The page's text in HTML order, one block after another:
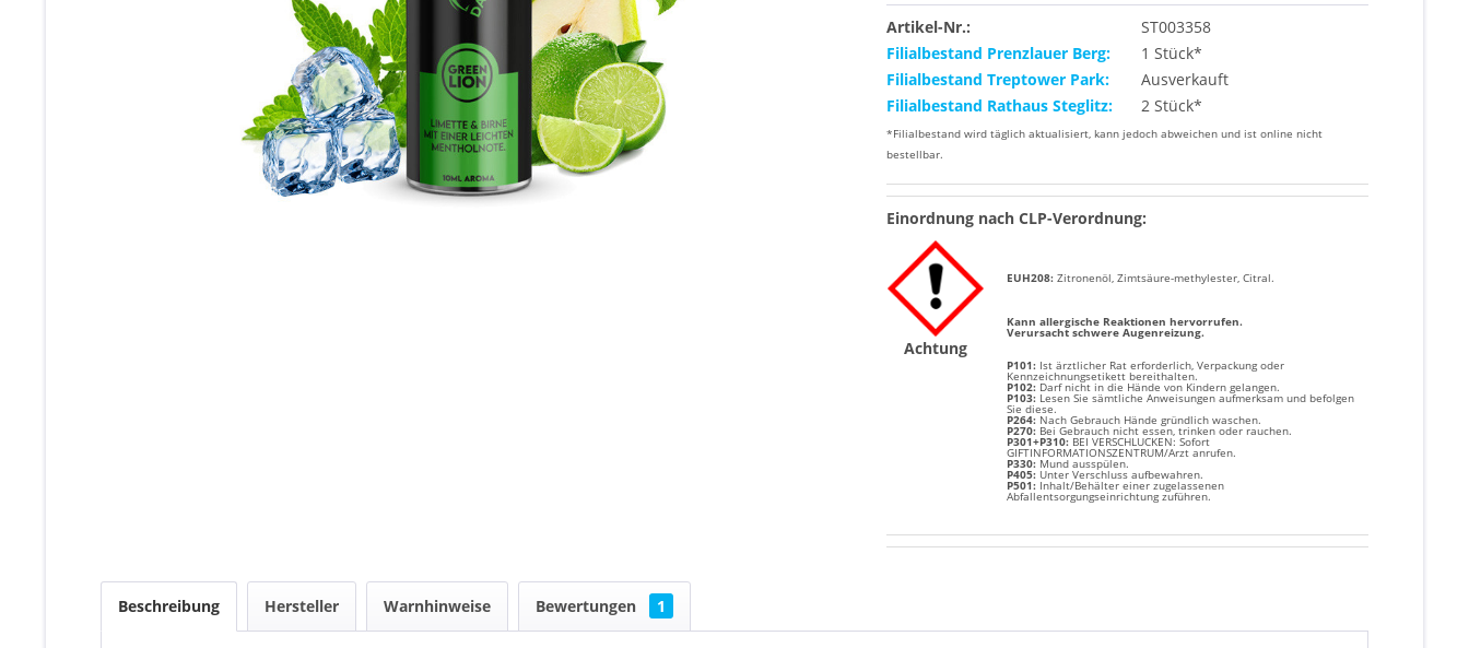
Artikel-Nr.:
ST003358
Filialbestand Prenzlauer Berg:
1 Stück*
Filialbestand Treptower Park:
Ausverkauft
Filialbestand Rathaus Steglitz:
2 Stück*
*Filialbestand wird täglich aktualisiert, kann jedoch abweichen und ist online nicht
bestellbar.
Einordnung nach CLP-Verordnung:
Achtung
EUH208: Zitronenöl, Zimtsäure-methylester, Citral.
Kann allergische Reaktionen hervorrufen.
Verursacht schwere Augenreizung.
P101: Ist ärztlicher Rat erforderlich, Verpackung oder
Kennzeichnungsetikett bereithalten.
P102: Darf nicht in die Hände von Kindern gelangen.
P103: Lesen Sie sämtliche Anweisungen aufmerksam und befolgen
Sie diese.
P264: Nach Gebrauch Hände gründlich waschen.
P270: Bei Gebrauch nicht essen, trinken oder rauchen.
P301+P310: BEI VERSCHLUCKEN: Sofort
GIFTINFORMATIONSZENTRUM/Arzt anrufen.
P330: Mund ausspülen.
P405: Unter Verschluss aufbewahren.
P501: Inhalt/Behälter einer zugelassenen
Abfallentsorgungseinrichtung zuführen.
Beschreibung Hersteller Warnhinweise Bewertungen 1